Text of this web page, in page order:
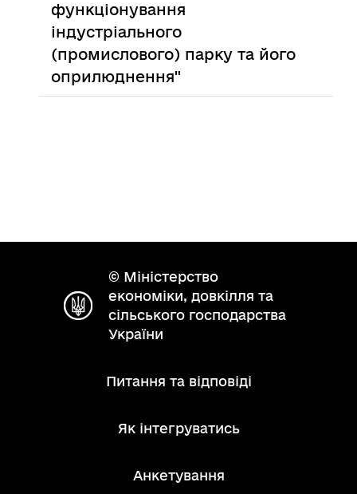
функціонування
індустріального
(промислового) парку та його
оприлюднення"
© Міністерство
економіки, довкілля та
сільського господарства
України
Питання та відповіді
Як інтегруватись
Анкетування